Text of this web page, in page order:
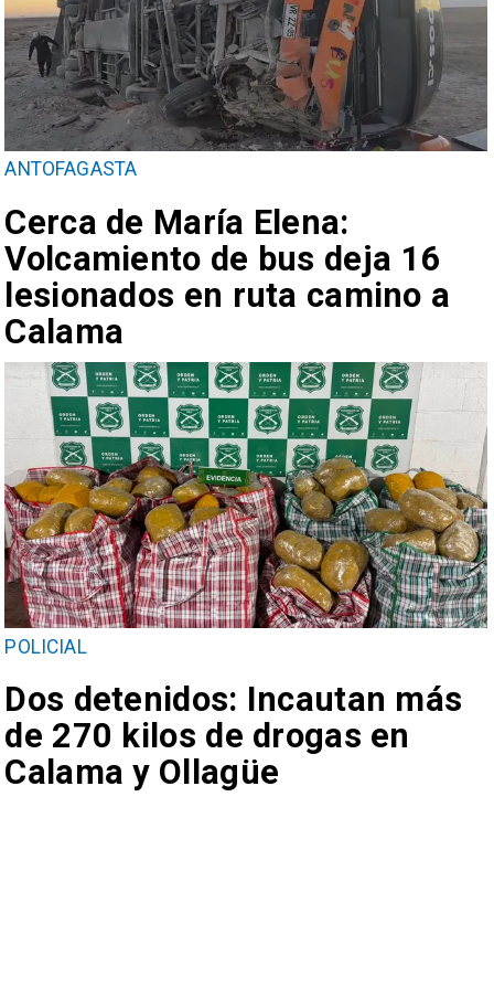
ANTOFAGASTA
Cerca de María Elena:
Volcamiento de bus deja 16
lesionados en ruta camino a
Calama
POLICIAL
Dos detenidos: Incautan más
de 270 kilos de drogas en
Calama y Ollagüe